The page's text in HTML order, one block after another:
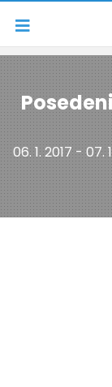
Navigácia
06. 1. 2017 -